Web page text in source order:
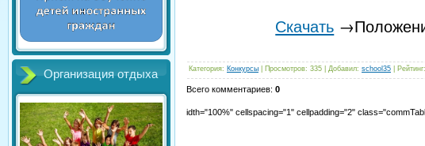
Организация отдыха
Скачать
Категория: Конкурсы Просмотров: 335 Добавил: school35 Рейтинг:
Всего комментариев: 0
idth="100%" cellspacing="1" cellpadding="2"